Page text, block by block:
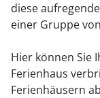
diese
einer Gruppe
Hier können Sie
Ferienhaus
Ferienhäusern